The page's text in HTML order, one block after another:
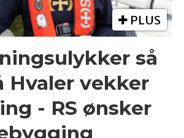
PLUS
så
Hvaler vekker
- RS ønsker